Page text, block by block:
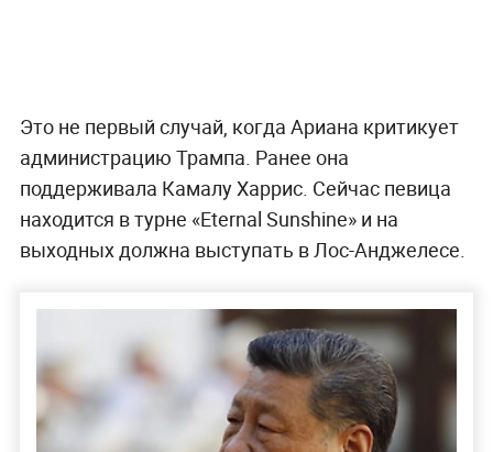
Это не первый случай, когда Ариана критикует
администрацию Трампа. Ранее она
поддерживала Камалу Харрис. Сейчас певица
находится в турне «Eternal Sunshine» и на
выходных должна выступать в Лос-Анджелесе.